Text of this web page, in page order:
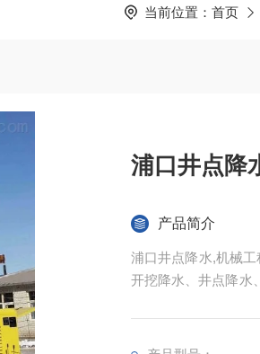
当前位置： 首页
浦口井点降
产品简介
浦口井点降水,机械
开挖降水、井点降水